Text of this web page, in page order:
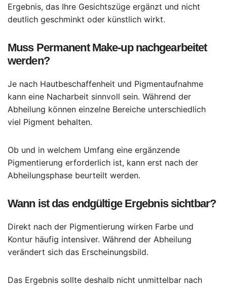
Ergebnis, das Ihre Gesichtszüge ergänzt und nicht
deutlich geschminkt oder künstlich wirkt.
Muss Permanent Make-up nachgearbeitet
werden?
Je nach Hautbeschaffenheit und Pigmentaufnahme
kann eine Nacharbeit sinnvoll sein. Während der
Abheilung können einzelne Bereiche unterschiedlich
viel Pigment behalten.
Ob und in welchem Umfang eine ergänzende
Pigmentierung erforderlich ist, kann erst nach der
Abheilungsphase beurteilt werden.
Wann ist das endgültige Ergebnis sichtbar?
Direkt nach der Pigmentierung wirken Farbe und
Kontur häufig intensiver. Während der Abheilung
verändert sich das Erscheinungsbild.
Das Ergebnis sollte deshalb nicht unmittelbar nach